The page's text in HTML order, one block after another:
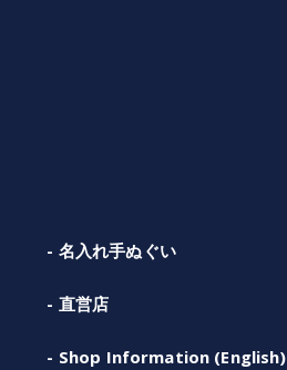
名入れ手ぬぐい
直営店
Shop Information (English)